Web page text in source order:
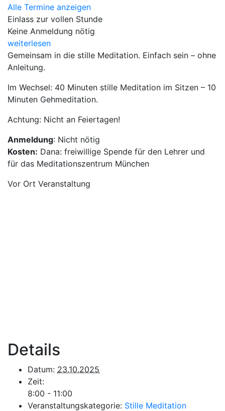
Alle Termine anzeigen
Einlass zur vollen Stunde
Keine Anmeldung nötig
weiterlesen
Gemeinsam in die stille Meditation. Einfach sein – ohne
Anleitung.
Im Wechsel: 40 Minuten stille Meditation im Sitzen – 10
Minuten Gehmeditation.
Achtung: Nicht an Feiertagen!
Anmeldung: Nicht nötig
Kosten: Dana: freiwillige Spende für den Lehrer und
für das Meditationszentrum München
Vor Ort Veranstaltung
Details
Datum: 23.10.2025
Zeit:
8:00 - 11:00
Veranstaltungskategorie: Stille Meditation